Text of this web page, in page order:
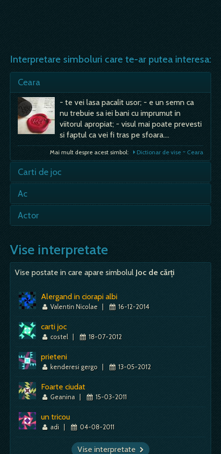
Interpretare simboluri care te-ar putea interesa:
Ceara
- te vei lasa pacalit usor; - e un semn ca
nu trebuie sa iei bani cu imprumut in
viitorul apropiat; - visul mai poate prevesti
si faptul ca vei fi tras pe sfoara.…
Mai mult despre acest simbol: Dictionar de vise ~ Ceara
Carti de joc
Ac
umor neinteles de altii, dusmanie, ura,
privire la lucruri banale; - extenuare,
senzatia ca nu mai faci fata evenimentelor; -
minutiozitate, atentie sporita la detalii, trebuie sa
privesti…
Mai mult despre acest simbol:
Actor
personala de recunoastere, de realizare; -
doresti sa capeti ceva din personalitatea
acestui actor, acea trasatura care te atrage
la respectivul actor; - vesti despre persoane
cunoscute, publice, dar nu apropiate; - persoane…
Mai mult despre acest simbol: Dictionar de vise ~ Actor
Vise interpretate
Vise postate in care apare simbolul Joc de cărți
Alergand in ciorapi albi
Valentin Nicolae | 16-12-2014
carti joc
costel | 18-07-2012
prieteni
kenderesi gergo | 13-05-2012
Foarte ciudat
Geanina | 15-03-2011
un tricou
adi | 04-08-2011
Vise interpretate